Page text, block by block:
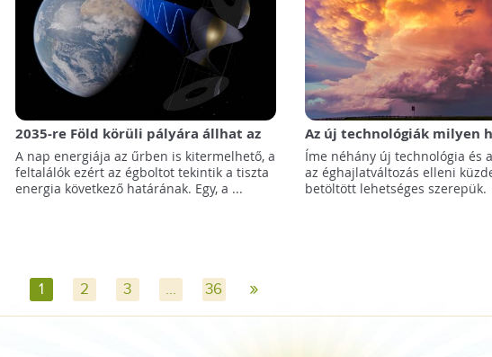
2035-re Föld körüli pályára állhat az
óriási napelemes-erőmű!
A nap energiája az űrben is kitermelhető, a
feltalálók ezért az égboltot tekintik a tiszta
energia következő határának. Egy, a ...
Az új technológiák milyen
gyakorolhatnak az
éghajlatváltozásra?
Íme néhány új technológia és
az éghajlatváltozás elleni
betöltött lehetséges szerepük.
1 2 3 ... 36 »